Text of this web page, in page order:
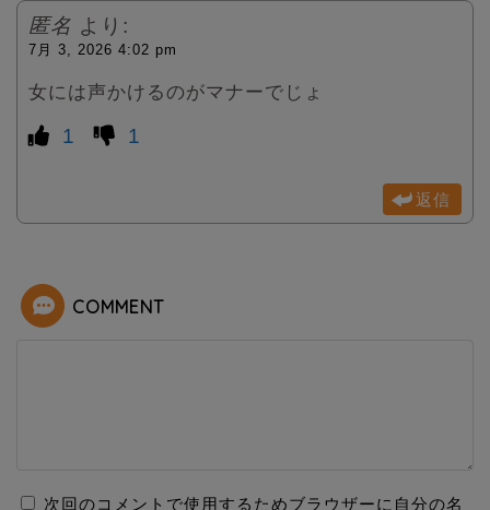
匿名 より:
7月 3, 2026 4:02 pm
女には声かけるのがマナーでじょ
1 1
返信
COMMENT
次回のコメントで使用するためブラウザーに自分の名